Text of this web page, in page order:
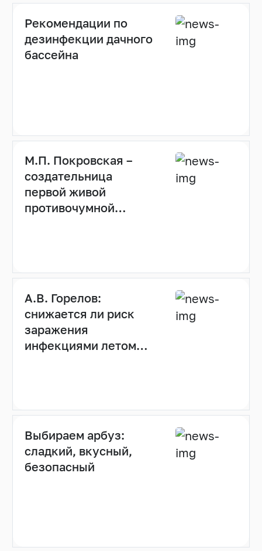
Рекомендации по
дезинфекции дачного
бассейна
М.П. Покровская –
создательница
первой живой
противочумной
А.В. Горелов:
снижается ли риск
заражения
инфекциями летом
Выбираем арбуз:
сладкий, вкусный,
безопасный